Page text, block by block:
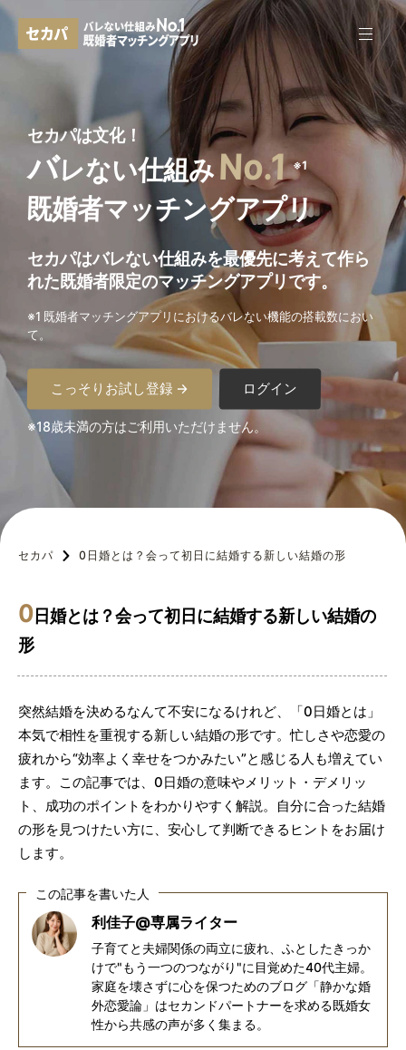
セカパは文化！
バレない仕組みNo.1 ※1
既婚者マッチングアプリ
セカパはバレない仕組みを最優先に考えて作ら
れた既婚者限定のマッチングアプリです。
※1 既婚者マッチングアプリにおけるバレない機能の搭載数におい
て。
こっそりお試し登録 → ログイン
※18歳未満の方はご利用いただけません。
セカパ 0日婚とは？会って初日に結婚する新しい結婚の形
0日婚とは？会って初日に結婚する新しい結婚の
形
突然結婚を決めるなんて不安になるけれど、「0日婚とは」
本気で相性を重視する新しい結婚の形です。忙しさや恋愛の
疲れから“効率よく幸せをつかみたい”と感じる人も増えてい
ます。この記事では、0日婚の意味やメリット・デメリッ
ト、成功のポイントをわかりやすく解説。自分に合った結婚
の形を見つけたい方に、安心して判断できるヒントをお届け
します。
この記事を書いた人
利佳子@専属ライター
子育てと夫婦関係の両立に疲れ、ふとしたきっか
けで"もう一つのつながり"に目覚めた40代主婦。
家庭を壊さずに心を保つためのブログ「静かな婚
外恋愛論」はセカンドパートナーを求める既婚女
性から共感の声が多く集まる。